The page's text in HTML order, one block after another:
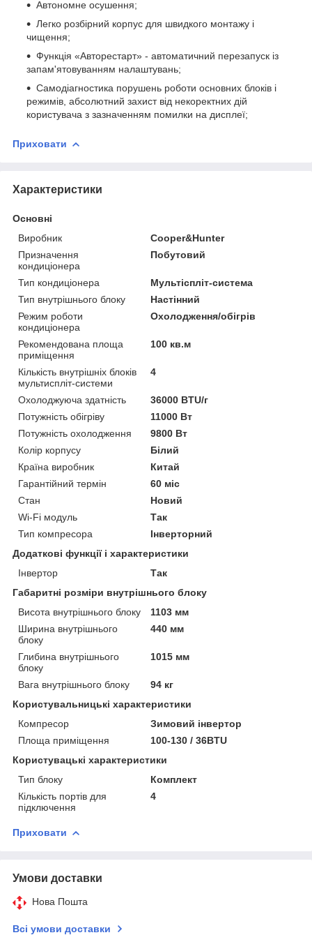
Автономне осушення;
Легко розбірний корпус для швидкого монтажу і
чищення;
Функція «Авторестарт» - автоматичний перезапуск із
запам'ятовуванням налаштувань;
Самодіагностика порушень роботи основних блоків і
режимів, абсолютний захист від некоректних дій
користувача з зазначенням помилки на дисплеї;
Приховати
Характеристики
Основні
Виробник
Cooper&Hunter
Призначення
кондиціонера
Побутовий
Тип кондиціонера
Мультіспліт-система
Тип внутрішнього блоку
Настінний
Режим роботи
кондиціонера
Охолодження/обігрів
Рекомендована площа
приміщення
100 кв.м
Кількість внутрішніх блоків
мультиспліт-системи
4
Охолоджуюча здатність
36000 BTU/г
Потужність обігріву
11000 Вт
Потужність охолодження
9800 Вт
Колір корпусу
Білий
Країна виробник
Китай
Гарантійний термін
60 міс
Стан
Новий
Wi-Fi модуль
Так
Тип компресора
Інверторний
Додаткові функції і характеристики
Інвертор
Так
Габаритні розміри внутрішнього блоку
Висота внутрішнього блоку
1103 мм
Ширина внутрішнього
блоку
440 мм
Глибина внутрішнього
блоку
1015 мм
Вага внутрішнього блоку
94 кг
Користувальницькі характеристики
Компресор
Зимовий інвертор
Площа приміщення
100-130 / 36BTU
Користувацькi характеристики
Тип блоку
Комплект
Кількість портів для
підключення
4
Приховати
Умови доставки
Нова Пошта
Всі умови доставки